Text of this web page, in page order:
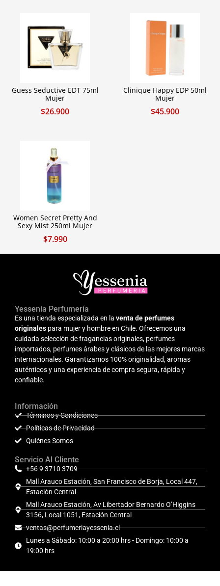
Guess Seductive EDT 75ml
Mujer
$26.900
Clinique Happy EDP 50ml
Mujer
$45.900
Women Secret Pretty And
Sexy Mist 250ml Mujer
$7.990
Yessenia Perfumería
Es una tienda especializada en la venta de perfumes
originales para mujer y hombre en Chile. Ofrecemos una
cuidada selección de fragancias originales, perfumes
importados, perfumes árabes y clásicos de las mejores marcas
internacionales. Garantizamos 100% originalidad, aromas
auténticos y una experiencia de compra segura, rápida y
confiable.
Información
Términos y Condiciones
Políticas de Privacidad
Quiénes Somos
Servicio Al Cliente
+56 9 3710 3709
Mall Arauco Estación, San Francisco de Borja, Local 447,
Estación Central
Mall Arauco Estación, Av Libertador Bernardo O’Higgins
3156, Local 1051, Estación Central
ventas@perfumeriayessenia.cl
Lunes a Sábado: 10:00 a 20:00 hrs - Domingo: 10:00 a
19:00 hrs